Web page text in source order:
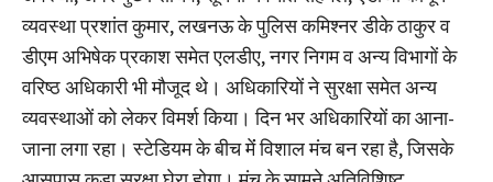
व्यवस्था प्रशांत कुमार, लखनऊ के पुलिस कमिश्नर डीके ठाकुर व
डीएम अभिषेक प्रकाश समेत एलडीए, नगर निगम व अन्य विभागों के
वरिष्ठ अधिकारी भी मौजूद थे। अधिकारियों ने सुरक्षा समेत अन्य
व्यवस्थाओं को लेकर विमर्श किया। दिन भर अधिकारियों का आना-
जाना लगा रहा। स्टेडियम के बीच मेंं विशाल मंच बन रहा है, जिसके